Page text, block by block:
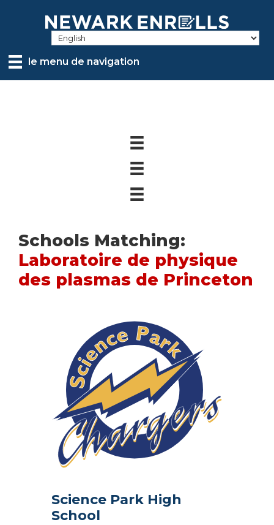
contentle menu de navigation
Schools Matching:
Laboratoire de physique
des plasmas de Princeton
Science Park High
School